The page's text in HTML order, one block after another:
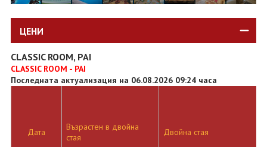
ЦЕНИ
CLASSIC ROOM, PAI
CLASSIC ROOM - PAI
Последната актуализация на 06.08.2026 09:24 часа
Дата
Възрастен в двойна
стая
Двойна стая